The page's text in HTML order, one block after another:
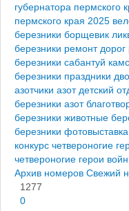
губернатора пермского
пермского края 2025
березники борщевик
березники ремонт дорог
березники сабантуй
березники праздники
азотчики азот детский
березники азот
березники животные
березники
конкурс четвероногие
четвероногие герои
Архив номеров Свежий
1277
0